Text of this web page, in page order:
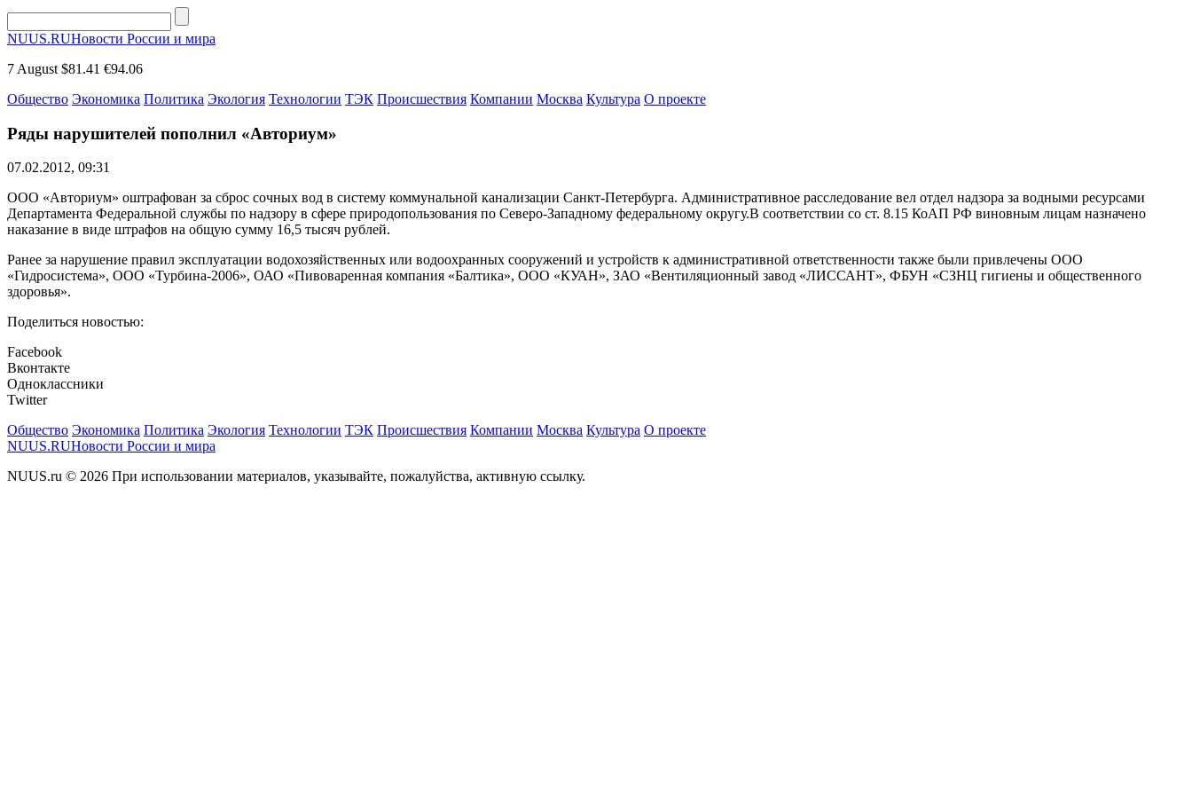
NUUS.RUНовости России и мира
7 August $81.41 €94.06
Общество Экономика Политика Экология Технологии ТЭК Происшествия Компании Москва Культура О проекте
Ряды нарушителей пополнил «Авториум»
07.02.2012, 09:31
ООО «Авториум» оштрафован за сброс сочных вод в систему коммунальной канализации Санкт-Петербурга. Административное расследование вел отдел надзора за водными ресурсами
Департамента Федеральной службы по надзору в сфере природопользования по Северо-Западному федеральному округу.В соответствии со ст. 8.15 КоАП РФ виновным лицам назначено
наказание в виде штрафов на общую сумму 16,5 тысяч рублей.
Ранее за нарушение правил эксплуатации водохозяйственных или водоохранных сооружений и устройств к административной ответственности также были привлечены ООО
«Гидросистема», ООО «Турбина-2006», ОАО «Пивоваренная компания «Балтика», ООО «КУАН», ЗАО «Вентиляционный завод «ЛИССАНТ», ФБУН «СЗНЦ гигиены и общественного
здоровья».
Поделиться новостью:
Facebook
Вконтакте
Одноклассники
Twitter
Общество Экономика Политика Экология Технологии ТЭК Происшествия Компании Москва Культура О проекте
NUUS.RUНовости России и мира
NUUS.ru © 2026 При использовании материалов, указывайте, пожалуйства, активную ссылку.